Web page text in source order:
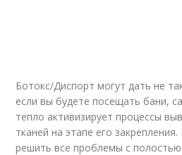
Ботокс/Диспорт могут дать не
если вы будете посещать бани,
тепло активизирует процессы
тканей на этапе его
решить все проблемы с